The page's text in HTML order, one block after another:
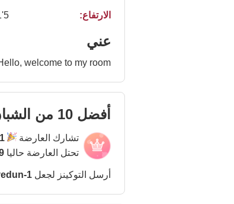
الارتفاع: 5'11"
عني
welcome to my room!
أفضل 10 من الشبان
تشارك العارضة
تحتل العارضة حاليا
أرسل التوكينز لجعل 1